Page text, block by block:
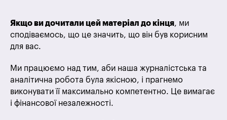
Якщо ви дочитали цей матеріал до кінця, ми
сподіваємось, що це значить, що він був корисним
для вас.
Ми працюємо над тим, аби наша журналістська та
аналітична робота була якісною, і прагнемо
виконувати її максимально компетентно. Це вимагає
і фінансової незалежності.